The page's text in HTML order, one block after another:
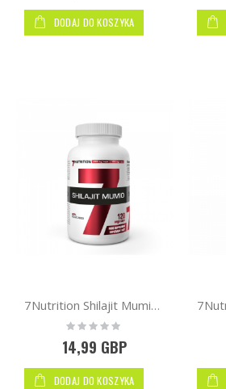
DODAJ DO KOSZYKA
7Nutrition Shilajit Mumio 120 vcaps
Rating:
0%
14,99 GBP
DODAJ DO KOSZYKA